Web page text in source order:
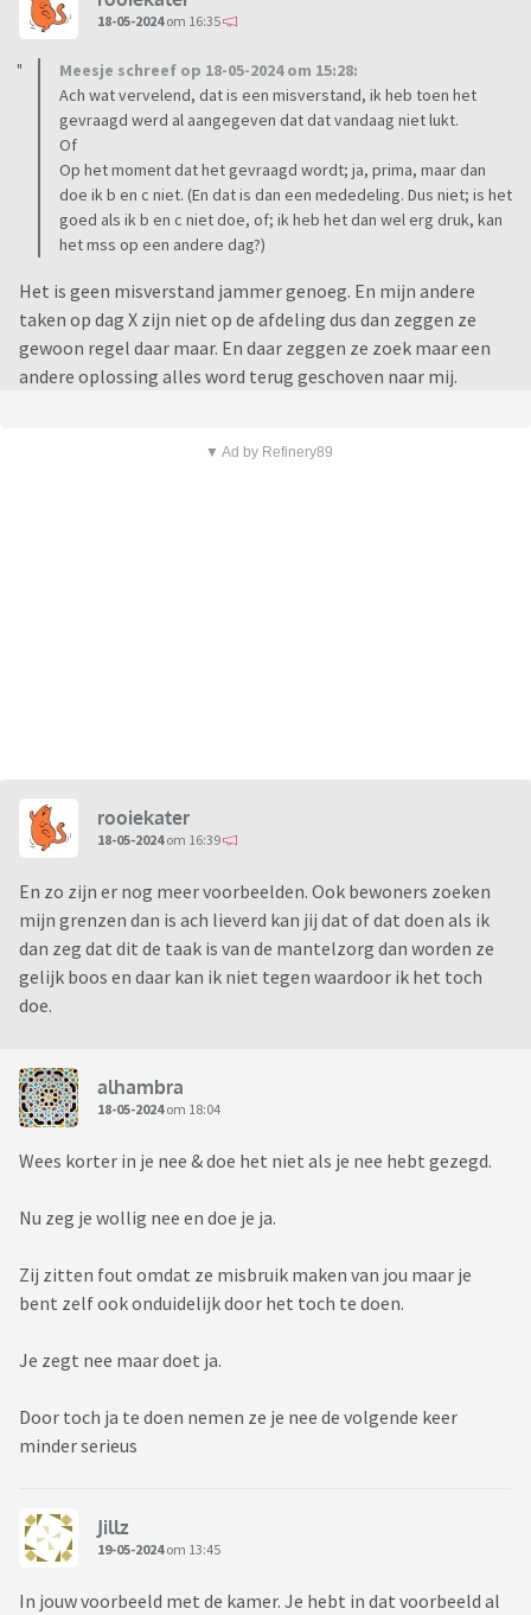
18-05-2024om 16:35
Meesje schreef op 18-05-2024 om 15:28:
Ach wat vervelend, dat is een misverstand, ik heb toen het
gevraagd werd al aangegeven dat dat vandaag niet lukt.
Of
Op het moment dat het gevraagd wordt; ja, prima, maar dan
doe ik b en c niet. (En dat is dan een mededeling. Dus niet; is het
goed als ik b en c niet doe, of; ik heb het dan wel erg druk, kan
het mss op een andere dag?)
Het is geen misverstand jammer genoeg. En mijn andere
taken op dag X zijn niet op de afdeling dus dan zeggen ze
gewoon regel daar maar. En daar zeggen ze zoek maar een
andere oplossing alles word terug geschoven naar mij.
▼ Ad by Refinery89
rooiekater
18-05-2024om 16:39
En zo zijn er nog meer voorbeelden. Ook bewoners zoeken
mijn grenzen dan is ach lieverd kan jij dat of dat doen als ik
dan zeg dat dit de taak is van de mantelzorg dan worden ze
gelijk boos en daar kan ik niet tegen waardoor ik het toch
doe.
alhambra
18-05-2024om 18:04
Wees korter in je nee & doe het niet als je nee hebt gezegd.
Nu zeg je wollig nee en doe je ja.
Zij zitten fout omdat ze misbruik maken van jou maar je
bent zelf ook onduidelijk door het toch te doen.
Je zegt nee maar doet ja.
Door toch ja te doen nemen ze je nee de volgende keer
minder serieus
Jillz
19-05-2024om 13:45
In jouw voorbeeld met de kamer. Je hebt in dat voorbeeld al